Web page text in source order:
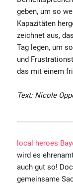
geben, um so
Kapazitäten
zeichnet aus,
Tag legen, um
und
das mit einem
Text: Nicole
local heroes
wird es
auch gut so!
gemeinsame